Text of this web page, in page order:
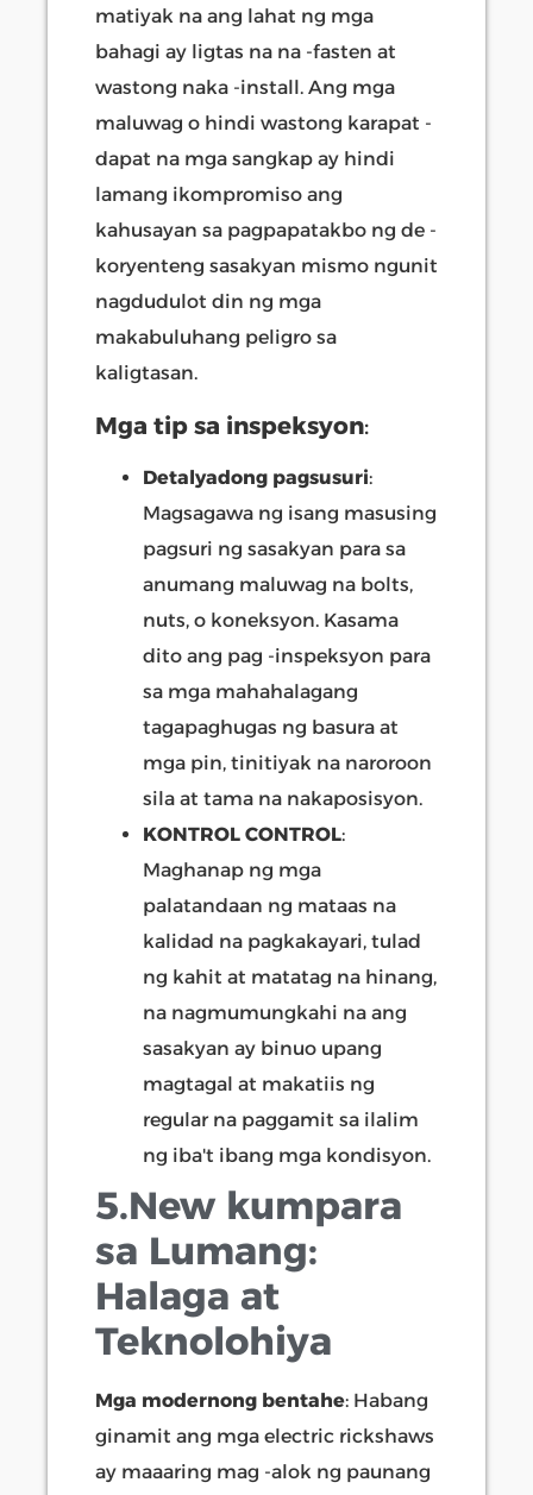
matiyak na ang lahat ng mga
bahagi ay ligtas na na -fasten at
wastong naka -install. Ang mga
maluwag o hindi wastong karapat -
dapat na mga sangkap ay hindi
lamang ikompromiso ang
kahusayan sa pagpapatakbo ng de -
koryenteng sasakyan mismo ngunit
nagdudulot din ng mga
makabuluhang peligro sa
kaligtasan.
Mga tip sa inspeksyon:
Detalyadong pagsusuri:
Magsagawa ng isang masusing
pagsuri ng sasakyan para sa
anumang maluwag na bolts,
nuts, o koneksyon. Kasama
dito ang pag -inspeksyon para
sa mga mahahalagang
tagapaghugas ng basura at
mga pin, tinitiyak na naroroon
sila at tama na nakaposisyon.
KONTROL CONTROL:
Maghanap ng mga
palatandaan ng mataas na
kalidad na pagkakayari, tulad
ng kahit at matatag na hinang,
na nagmumungkahi na ang
sasakyan ay binuo upang
magtagal at makatiis ng
regular na paggamit sa ilalim
ng iba't ibang mga kondisyon.
5.New kumpara
sa Lumang:
Halaga at
Teknolohiya
Mga modernong bentahe: Habang
ginamit ang mga electric rickshaws
ay maaaring mag -alok ng paunang